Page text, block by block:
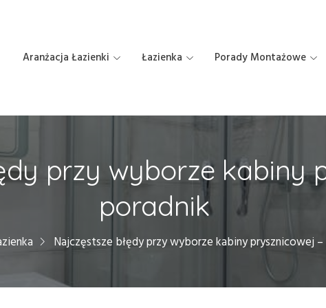
Aranżacja Łazienki Łazienka Porady Montażowe
przy wyborze kabiny
poradnik
Najczęstsze błędy przy wyborze kabiny prysznicowej